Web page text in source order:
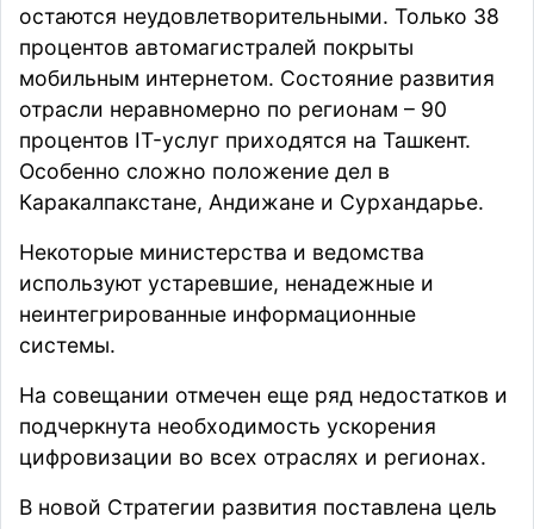
остаются неудовлетворительными. Только 38
процентов автомагистралей покрыты
мобильным интернетом. Состояние развития
отрасли неравномерно по регионам – 90
процентов IT-услуг приходятся на Ташкент.
Особенно сложно положение дел в
Каракалпакстане, Андижане и Сурхандарье.
Некоторые министерства и ведомства
используют устаревшие, ненадежные и
неинтегрированные информационные
системы.
На совещании отмечен еще ряд недостатков и
подчеркнута необходимость ускорения
цифровизации во всех отраслях и регионах.
В новой Стратегии развития поставлена цель